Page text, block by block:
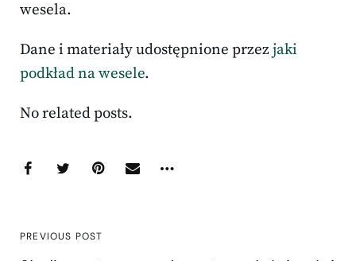
wesela.
Dane i materiały udostępnione przezjaki
podkład na wesele.
No related posts.
PREVIOUS POST